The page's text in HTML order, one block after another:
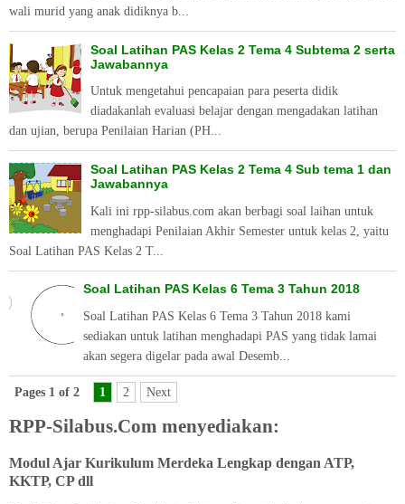
wali murid yang anak didiknya b...
Soal Latihan PAS Kelas 2 Tema 4 Subtema 2 serta
Jawabannya
Untuk mengetahui pencapaian para peserta didik
diadakanlah evaluasi belajar dengan mengadakan latihan
dan ujian, berupa Penilaian Harian (PH...
Soal Latihan PAS Kelas 2 Tema 4 Sub tema 1 dan
Jawabannya
Kali ini rpp-silabus.com akan berbagi soal laihan untuk
menghadapi Penilaian Akhir Semester untuk kelas 2, yaitu
Soal Latihan PAS Kelas 2 T...
Soal Latihan PAS Kelas 6 Tema 3 Tahun 2018
Soal Latihan PAS Kelas 6 Tema 3 Tahun 2018 kami
sediakan untuk latihan menghadapi PAS yang tidak lamai
akan segera digelar pada awal Desemb...
Pages 1 of 2 1 2 Next
RPP-Silabus.Com menyediakan:
Modul Ajar Kurikulum Merdeka Lengkap dengan ATP,
KKTP, CP dll